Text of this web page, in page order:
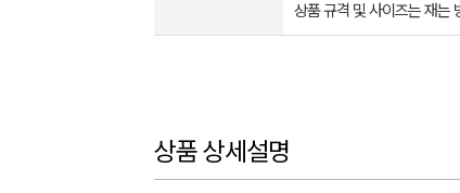
상품 규격 및 사이즈는 재는
상품 상세설명